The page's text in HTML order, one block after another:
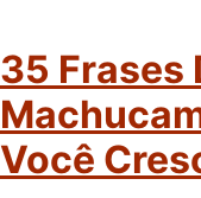
35 Frases
Você